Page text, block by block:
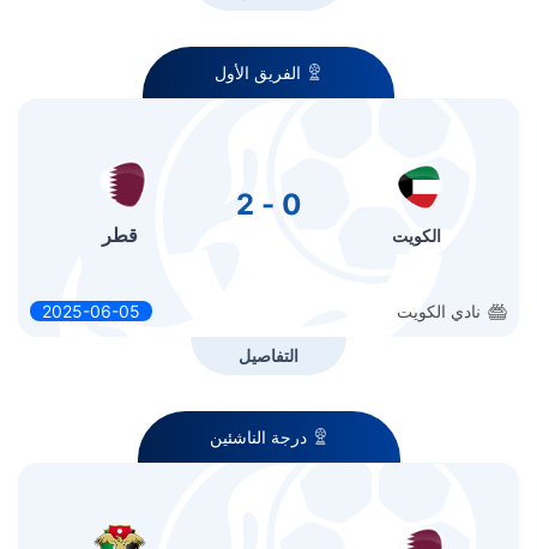
الفريق الأول
الكويت
0 - 2
قطر
نادي الكويت 2025-06-05
التفاصيل
درجة الناشئين